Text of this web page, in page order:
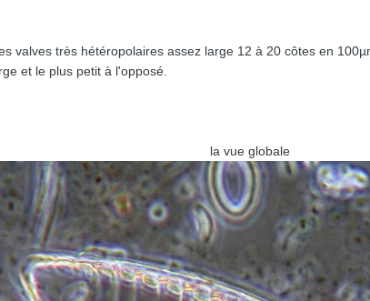
valves très hétéropolaires assez large 12 à 20 côtes en
et le plus petit à l'opposé.
la vue globale